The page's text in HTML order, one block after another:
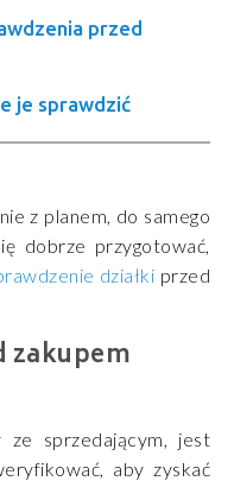
przed
je sprawdzić
z planem, do samego
dobrze przygotować,
działki przed
zakupem
ze sprzedającym, jest
aby zyskać